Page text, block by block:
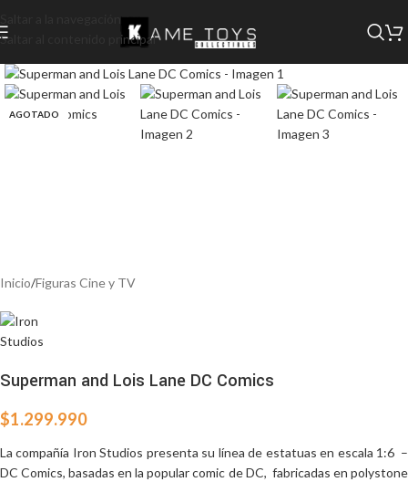
Saltar al contenido principal
AGOTADO
Inicio/Figuras Cine y TV
Superman and Lois Lane DC Comics
$1.299.990
La compañía Iron Studios presenta su línea de estatuas en escala 1:6 –
DC Comics, basadas en la popular comic de DC, fabricadas en polystone